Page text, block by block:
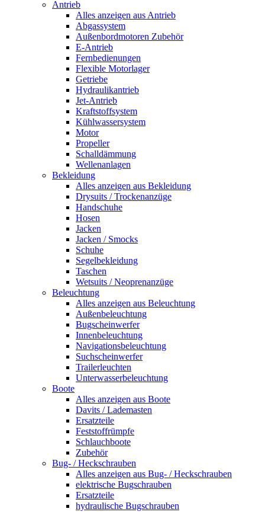
Antrieb
Alles anzeigen aus Antrieb
Abgassystem
Außenbordmotoren Zubehör
E-Antrieb
Fernbedienungen
Flexible Motorlager
Getriebe
Hydraulikantrieb
Jet-Antrieb
Kraftstoffsystem
Kühlwassersystem
Motor
Propeller
Schalldämmung
Wellenanlagen
Bekleidung
Alles anzeigen aus Bekleidung
Drysuits / Trockenanzüge
Handschuhe
Hosen
Jacken
Jacken / Smocks
Schuhe
Segelbekleidung
Taschen
Wetsuits / Neoprenanzüge
Beleuchtung
Alles anzeigen aus Beleuchtung
Außenbeleuchtung
Bugscheinwerfer
Innenbeleuchtung
Navigationsbeleuchtung
Suchscheinwerfer
Trailerleuchten
Unterwasserbeleuchtung
Boote
Alles anzeigen aus Boote
Davits / Lademasten
Ersatzteile
Feststoffrümpfe
Schlauchboote
Zubehör
Bug- / Heckschrauben
Alles anzeigen aus Bug- / Heckschrauben
elektrische Bugschrauben
Ersatzteile
hydraulische Bugschrauben